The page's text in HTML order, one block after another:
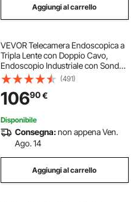
Aggiungi al carrello
VEVOR Telecamera Endoscopica a
Tripla Lente con Doppio Cavo,
Endoscopio Industriale con Sonda
da 8 mm, Schermo IPS HD da 7'',
Zoom 8x, Cavo Impermeabile IP67,
per Ispezione Automobilistica e
Idraulica
(491)
10690€
Disponibile
Consegna:non appena Ven.
Ago. 14
Aggiungi al carrello